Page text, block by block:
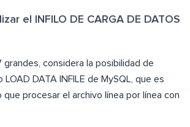
el INFILO DE CARGA DE DATOS
grandes, considera la posibilidad de
DATA INFILE de MySQL, que es
que procesar el archivo línea por línea con